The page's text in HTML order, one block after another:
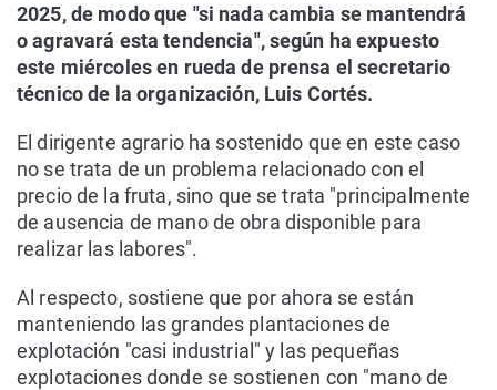
2025, de modo que "si nada cambia se mantendrá
o agravará esta tendencia", según ha expuesto
este miércoles en rueda de prensa el secretario
técnico de la organización, Luis Cortés.
El dirigente agrario ha sostenido que en este caso
no se trata de un problema relacionado con el
precio de la fruta, sino que se trata "principalmente
de ausencia de mano de obra disponible para
realizar las labores".
Al respecto, sostiene que por ahora se están
manteniendo las grandes plantaciones de
explotación "casi industrial" y las pequeñas
explotaciones donde se sostienen con "mano de